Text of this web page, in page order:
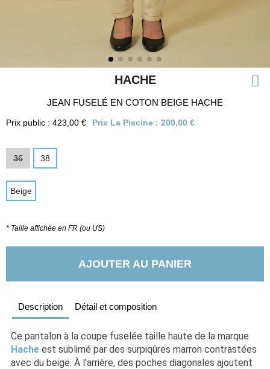
HACHE
JEAN FUSELÉ EN COTON BEIGE HACHE
Prix public : 423,00 € Prix La Piscine : 200,00 €
36 38
Beige
* Taille affichée en FR (ou US)
AJOUTER AU PANIER
Description Détail et composition
Hache est sublimé par des surpiqûres marron contrastées
avec du beige. À l'arrière, des poches diagonales ajoutent